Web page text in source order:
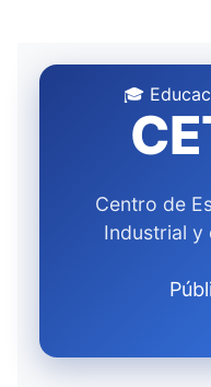
🎓
Centro de
Industrial y